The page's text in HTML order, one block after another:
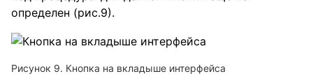
определен (рис.9).
Рисунок 9. Кнопка на вкладыше интерфейса